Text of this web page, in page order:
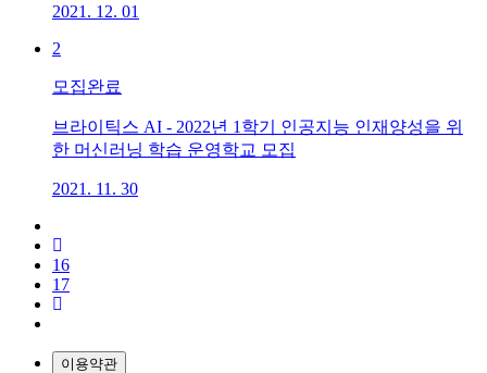
2021. 12. 01
2
모집완료
브라이틱스 AI - 2022년 1학기 인공지능 인재양성을 위
한 머신러닝 학습 운영학교 모집
2021. 11. 30
16
17
이용약관